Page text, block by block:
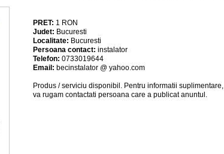
PRET: 1 RON
Judet: Bucuresti
Localitate: Bucuresti
Persoana contact: instalator
Telefon: 0733019644
Email: becinstalator @ yahoo.com
Produs / serviciu disponibil . Pentru informatii suplimentare,
va rugam contactati persoana care a publicat anuntul.